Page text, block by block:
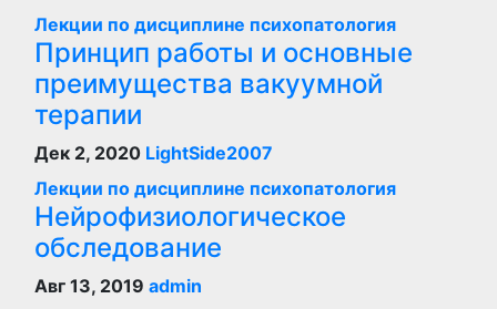
Лекции по дисциплине психопатология
Принцип работы и основные
преимущества вакуумной
терапии
Дек 2, 2020 LightSide2007
Лекции по дисциплине психопатология
Нейрофизиологическое
обследование
Авг 13, 2019 admin